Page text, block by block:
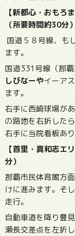
【新都心・おもろ
（所要時間約30分）
国道５８号線、も
ます。
国道331号線（那
しびなーやイーア
ます。
右手に西崎球場が
の路地を右折した
右手に当院看板あり
【首里・真和志エ
分）
那覇市民体育館方
けに進みます。そ
走行。
自動車道を降り豊
瀬長交差点を左折